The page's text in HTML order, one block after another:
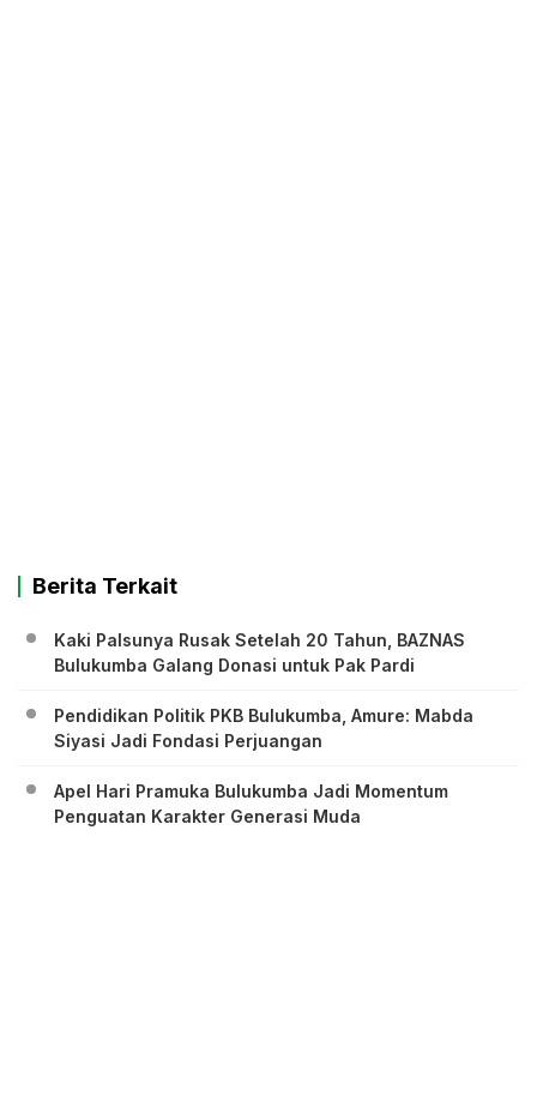
Berita Terkait
Kaki Palsunya Rusak Setelah 20 Tahun, BAZNAS
Bulukumba Galang Donasi untuk Pak Pardi
Pendidikan Politik PKB Bulukumba, Amure: Mabda
Siyasi Jadi Fondasi Perjuangan
Apel Hari Pramuka Bulukumba Jadi Momentum
Penguatan Karakter Generasi Muda